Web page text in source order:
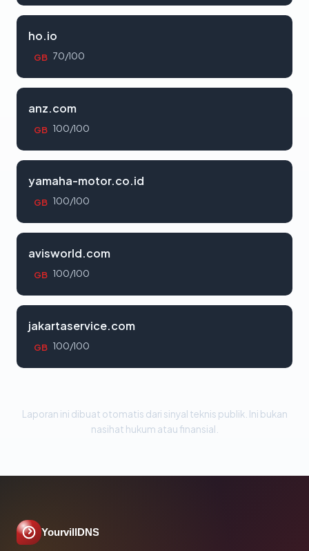
ho.io
GB 70/100
anz.com
GB 100/100
yamaha-motor.co.id
GB 100/100
avisworld.com
GB 100/100
jakartaservice.com
GB 100/100
Laporan ini dibuat otomatis dari sinyal teknis publik. Ini bukan
nasihat hukum atau finansial.
YourvillDNS